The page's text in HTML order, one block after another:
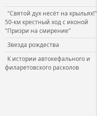
"Святой дух несёт на крыльях!"
50-км крестный ход с иконой
"Призри на смирение"
Звезда рождества
К истории автокефального и
филаретовского расколов